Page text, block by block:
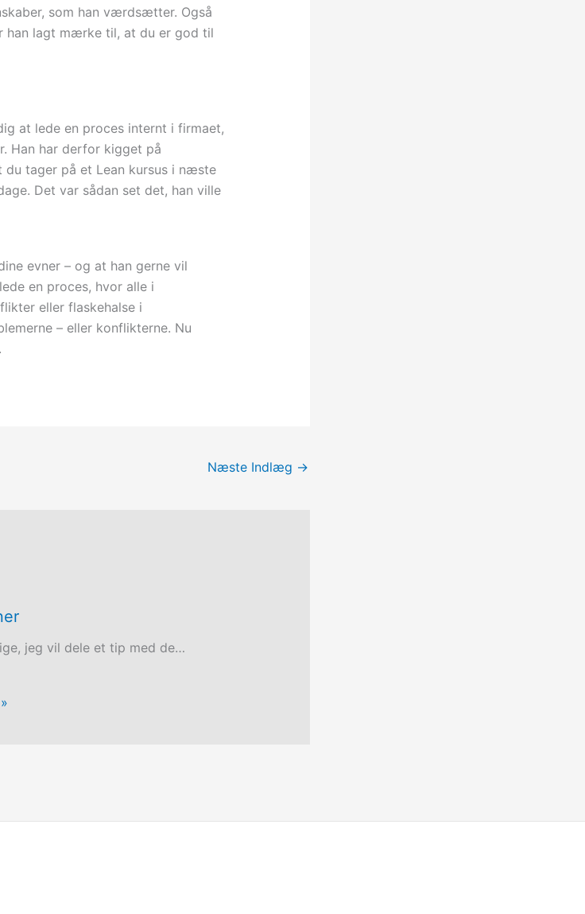
som han værdsætter. Også
han lagt mærke til, at du er god til
at lede en proces internt i firmaet,
Han har derfor kigget på
du tager på et Lean kursus i næste
Det var sådan set det, han ville
evner – og at han gerne vil
en proces, hvor alle i
eller flaskehalse i
– eller konflikterne. Nu
Næste Indlæg →
jeg vil dele et tip med de…